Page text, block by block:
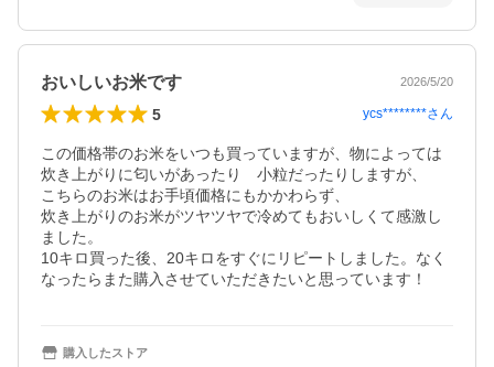
おいしいお米です 2026/5/20
5 ycs********さん
この価格帯のお米をいつも買っていますが、物によっては
炊き上がりに匂いがあったり　小粒だったりしますが、
こちらのお米はお手頃価格にもかかわらず、
炊き上がりのお米がツヤツヤで冷めてもおいしくて感激し
ました。
10キロ買った後、20キロをすぐにリピートしました。なく
なったらまた購入させていただきたいと思っています！
購入したストア